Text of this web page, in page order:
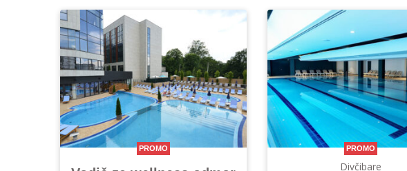
PROMO PROMO
Divčibare